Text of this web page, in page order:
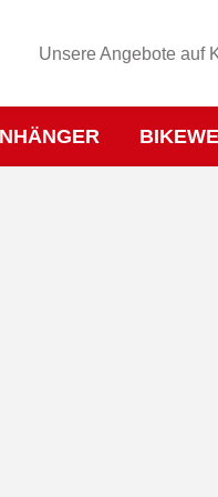
Unsere Angebote auf